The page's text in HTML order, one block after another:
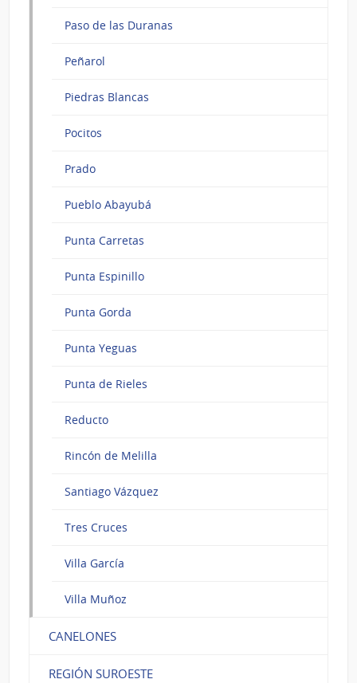
Paso de las Duranas
Peñarol
Piedras Blancas
Pocitos
Prado
Pueblo Abayubá
Punta Carretas
Punta Espinillo
Punta Gorda
Punta Yeguas
Punta de Rieles
Reducto
Rincón de Melilla
Santiago Vázquez
Tres Cruces
Villa García
Villa Muñoz
CANELONES
REGIÓN SUROESTE